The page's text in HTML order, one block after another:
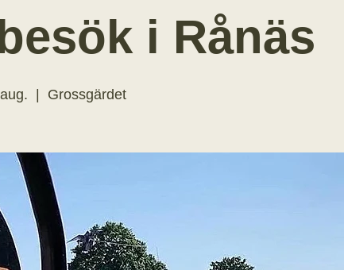
i Rånäs
Grossgärdet